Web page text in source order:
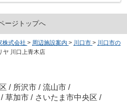
ージトップへ
株式会社 > 周辺施設案内 > 川口市 > 川口市の
ヤ 川口上青木店
/ 所沢市 / 流山市 /
/ 草加市 / さいたま市中央区 /